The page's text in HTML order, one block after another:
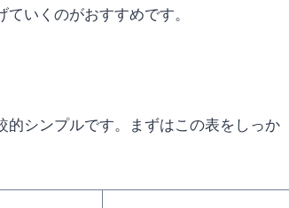
いくのがおすすめです。
的シンプルです。まずはこの表をしっか